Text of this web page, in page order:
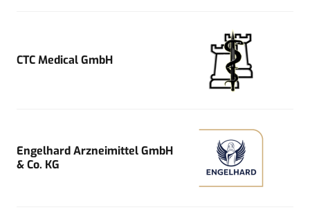
CTC Medical GmbH
Engelhard Arzneimittel GmbH
& Co. KG